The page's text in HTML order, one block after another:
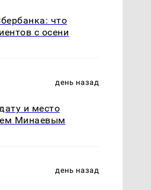
что
с осени
день назад
и место
Минаевым
день назад